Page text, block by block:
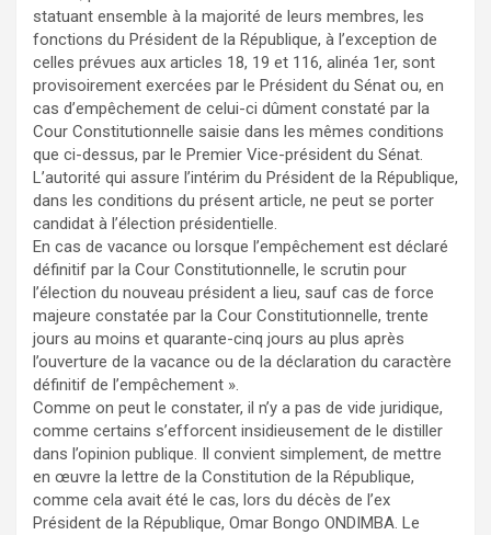
statuant ensemble à la majorité de leurs membres, les
fonctions du Président de la République, à l’exception de
celles prévues aux articles 18, 19 et 116, alinéa 1er, sont
provisoirement exercées par le Président du Sénat ou, en
cas d’empêchement de celui-ci dûment constaté par la
Cour Constitutionnelle saisie dans les mêmes conditions
que ci-dessus, par le Premier Vice-président du Sénat.
L’autorité qui assure l’intérim du Président de la République,
dans les conditions du présent article, ne peut se porter
candidat à l’élection présidentielle.
En cas de vacance ou lorsque l’empêchement est déclaré
définitif par la Cour Constitutionnelle, le scrutin pour
l’élection du nouveau président a lieu, sauf cas de force
majeure constatée par la Cour Constitutionnelle, trente
jours au moins et quarante-cinq jours au plus après
l’ouverture de la vacance ou de la déclaration du caractère
définitif de l’empêchement ».
Comme on peut le constater, il n’y a pas de vide juridique,
comme certains s’efforcent insidieusement de le distiller
dans l’opinion publique. Il convient simplement, de mettre
en œuvre la lettre de la Constitution de la République,
comme cela avait été le cas, lors du décès de l’ex
Président de la République, Omar Bongo ONDIMBA. Le